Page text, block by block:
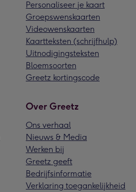
Personaliseer je kaart
Groepswenskaarten
Videowenskaarten
Kaartteksten (schrijfhulp)
Uitnodigingsteksten
Bloemsoorten
Greetz kortingscode
Over Greetz
Ons verhaal
Nieuws & Media
Werken bij
Greetz geeft
Bedrijfsinformatie
Verklaring toegankelijkheid